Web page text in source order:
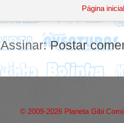
Página inicial
Assinar:Postar
© 2009-2026 Planeta Gibi